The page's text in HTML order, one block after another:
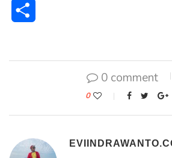
0 comment
0